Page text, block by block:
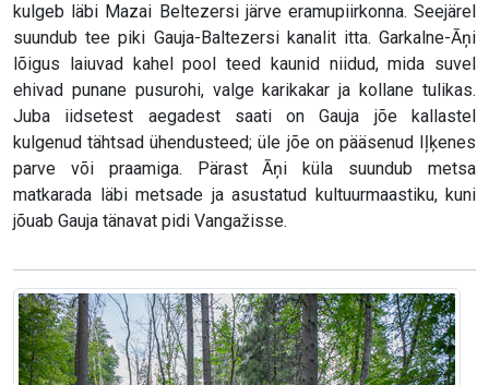
kulgeb läbi Mazai Beltezersi järve eramupiirkonna. Seejärel
suundub tee piki Gauja-Baltezersi kanalit itta. Garkalne-Āņi
lõigus laiuvad kahel pool teed kaunid niidud, mida suvel
ehivad punane pusurohi, valge karikakar ja kollane tulikas.
Juba iidsetest aegadest saati on Gauja jõe kallastel
kulgenud tähtsad ühendusteed; üle jõe on pääsenud Iļķenes
parve või praamiga. Pärast Āņi küla suundub metsa
matkarada läbi metsade ja asustatud kultuurmaastiku, kuni
jõuab Gauja tänavat pidi Vangažisse.